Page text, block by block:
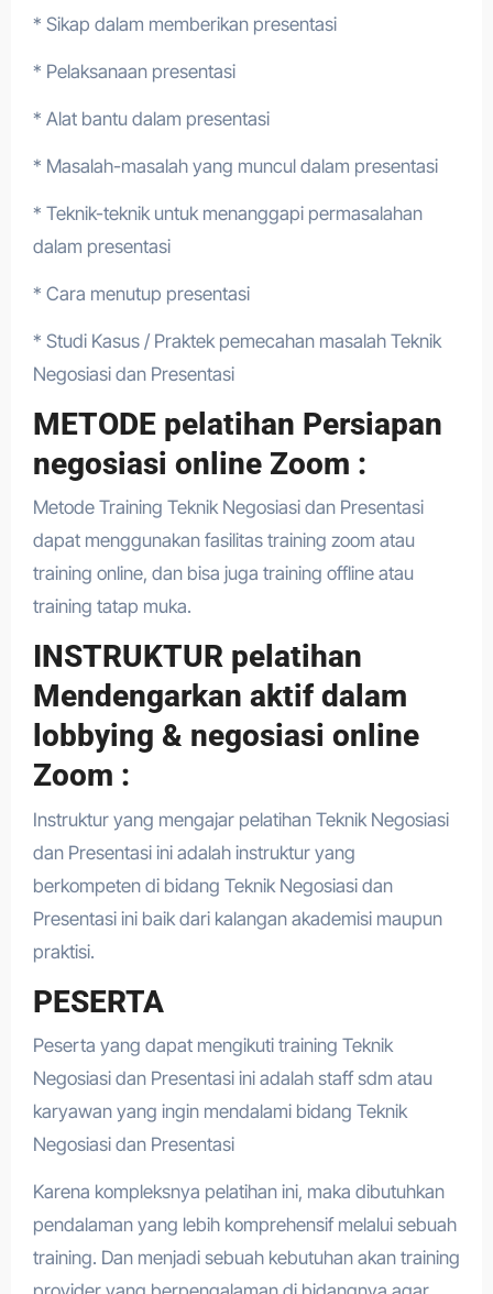
* Sikap dalam memberikan presentasi
* Pelaksanaan presentasi
* Alat bantu dalam presentasi
* Masalah-masalah yang muncul dalam presentasi
* Teknik-teknik untuk menanggapi permasalahan
dalam presentasi
* Cara menutup presentasi
* Studi Kasus / Praktek pemecahan masalah Teknik
Negosiasi dan Presentasi
METODE pelatihan Persiapan
negosiasi online Zoom :
Metode Training Teknik Negosiasi dan Presentasi
dapat menggunakan fasilitas training zoom atau
training online, dan bisa juga training offline atau
training tatap muka.
INSTRUKTUR pelatihan
Mendengarkan aktif dalam
lobbying & negosiasi online
Zoom :
Instruktur yang mengajar pelatihan Teknik Negosiasi
dan Presentasi ini adalah instruktur yang
berkompeten di bidang Teknik Negosiasi dan
Presentasi ini baik dari kalangan akademisi maupun
praktisi.
PESERTA
Peserta yang dapat mengikuti training Teknik
Negosiasi dan Presentasi ini adalah staff sdm atau
karyawan yang ingin mendalami bidang Teknik
Negosiasi dan Presentasi
Karena kompleksnya pelatihan ini, maka dibutuhkan
pendalaman yang lebih komprehensif melalui sebuah
training. Dan menjadi sebuah kebutuhan akan training